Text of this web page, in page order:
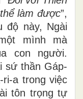
làm được”,
độ này, Ngài
mình mà
con người.
sứ thần Gáp-
a trong việc
tôn trọng tự